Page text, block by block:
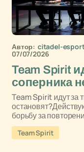
Автор: citadel-
07/07/2026
Team Spirit
соперника
Team Spirit идут за
борьбу за
Team Spirit